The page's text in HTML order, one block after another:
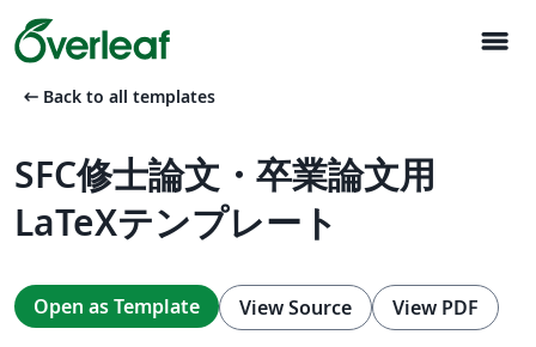
menu
arrow_left_alt Back to all templates
SFC修士論文・卒業論文用
LaTeXテンプレート
Open as Template View Source View PDF